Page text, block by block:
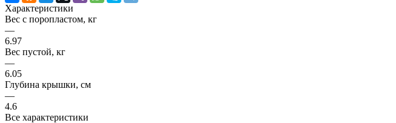
Характеристики
Вес с поропластом, кг
—
6.97
Вес пустой, кг
—
6.05
Глубина крышки, см
—
4.6
Все характеристики